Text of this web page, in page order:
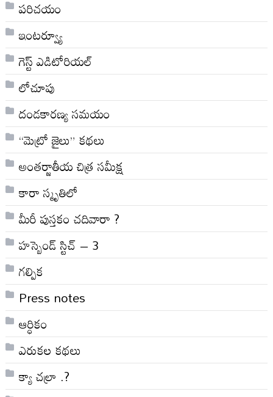
పరిచయం
ఇంటర్వ్యూ
గెస్ట్ ఎడిటోరియల్
లోచూపు
దండకారణ్య సమయం
“మెట్రో జైలు” కథలు
అంతర్జాతీయ చిత్ర సమీక్ష
కారా స్మృతిలో
మీరీ పుస్తకం చదివారా ?
హస్బెండ్ స్టిచ్ – 3
గల్పిక
Press notes
ఆర్ధికం
ఎరుకల కథలు
క్యా చల్రా .?